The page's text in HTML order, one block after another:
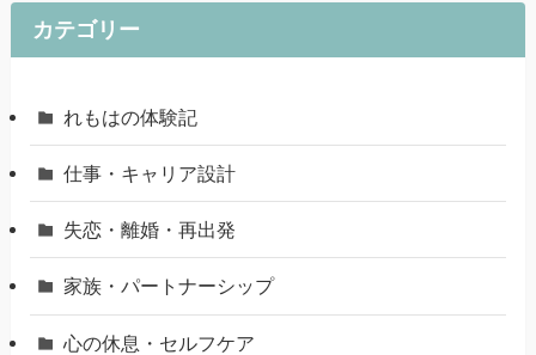
カテゴリー
れもはの体験記
仕事・キャリア設計
失恋・離婚・再出発
家族・パートナーシップ
心の休息・セルフケア